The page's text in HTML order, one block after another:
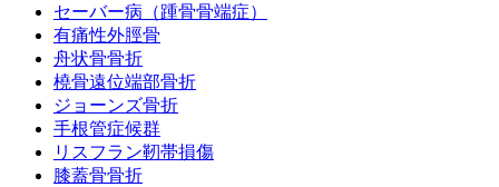
セーバー病（踵骨骨端症）
有痛性外脛骨
舟状骨骨折
橈骨遠位端部骨折
ジョーンズ骨折
手根管症候群
リスフラン靭帯損傷
膝蓋骨骨折